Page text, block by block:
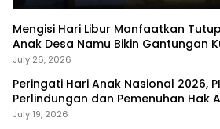
Mengisi Hari Libur Manfaatkan
Anak Desa Namu Bikin Gantungan
July 26, 2026
Peringati Hari Anak Nasional 2026,
Perlindungan dan Pemenuhan Hak
July 19, 2026